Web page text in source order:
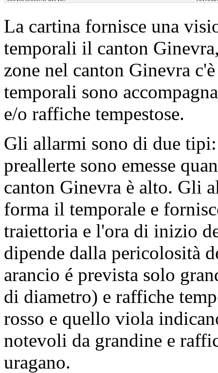
La cartina fornisce una
temporali il canton
zone nel canton Ginevra
temporali sono
e/o raffiche tempestose.
Gli allarmi sono di due
preallerte sono emesse
canton Ginevra è alto. Gli
forma il temporale e
traiettoria e l'ora di inizio
dipende dalla pericolosità
arancio é prevista solo
di diametro) e raffiche
rosso e quello viola
notevoli da grandine e
uragano.